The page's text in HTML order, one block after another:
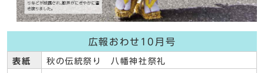
広報おわせ10月号
表紙 秋の伝統祭り 八幡神社祭礼